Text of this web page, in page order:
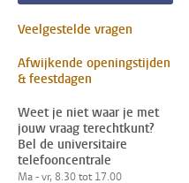
Veelgestelde vragen
Afwijkende openingstijden
& feestdagen
Weet je niet waar je met
jouw vraag terechtkunt?
Bel de universitaire
telefooncentrale
Ma - vr, 8.30 tot 17.00